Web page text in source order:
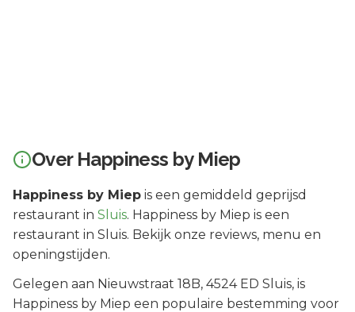
Over Happiness by Miep
Happiness by Miep is een gemiddeld geprijsd
restaurant in Sluis. Happiness by Miep is een
restaurant in Sluis. Bekijk onze reviews, menu en
openingstijden.
Gelegen aan Nieuwstraat 18B, 4524 ED Sluis, is
Happiness by Miep een populaire bestemming voor